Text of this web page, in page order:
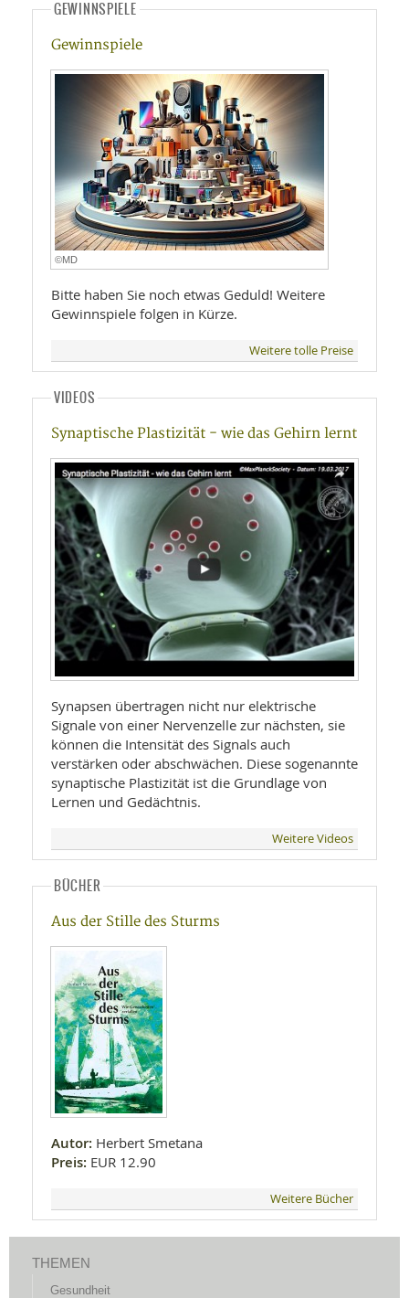
GEWINNSPIELE
Gewinnspiele
©MD
Bitte haben Sie noch etwas Geduld! Weitere
Gewinnspiele folgen in Kürze.
Weitere tolle Preise
VIDEOS
Synaptische Plastizität - wie das Gehirn lernt
Synapsen übertragen nicht nur elektrische
Signale von einer Nervenzelle zur nächsten, sie
können die Intensität des Signals auch
verstärken oder abschwächen. Diese sogenannte
synaptische Plastizität ist die Grundlage von
Lernen und Gedächtnis.
Weitere Videos
BÜCHER
Aus der Stille des Sturms
Autor: Herbert Smetana
Preis: EUR 12.90
Weitere Bücher
THEMEN
Gesundheit